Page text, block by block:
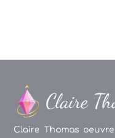
Claire Thomas